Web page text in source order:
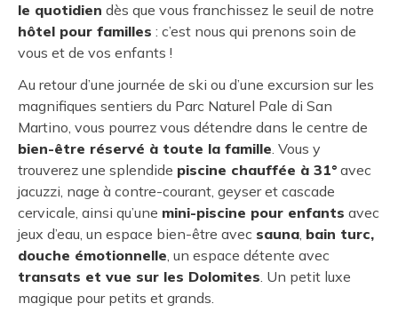
le quotidien dès que vous franchissez le seuil de notre
hôtel pour familles : c’est nous qui prenons soin de
vous et de vos enfants !
Au retour d’une journée de ski ou d’une excursion sur les
magnifiques sentiers du Parc Naturel Pale di San
Martino, vous pourrez vous détendre dans le centre de
bien-être réservé à toute la famille. Vous y
trouverez une splendide piscine chauffée à 31° avec
jacuzzi, nage à contre-courant, geyser et cascade
cervicale, ainsi qu’une mini-piscine pour enfants avec
jeux d’eau, un espace bien-être avec sauna, bain turc,
douche émotionnelle, un espace détente avec
transats et vue sur les Dolomites. Un petit luxe
magique pour petits et grands.